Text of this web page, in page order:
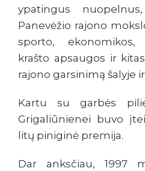
ypatingus
Panevėžio rajono
sporto, ekonomikos,
krašto apsaugos ir
rajono garsinimą šalyje
Kartu su garbės
Grigaliūnienei buvo
litų piniginė premija.
Dar anksčiau, 1997